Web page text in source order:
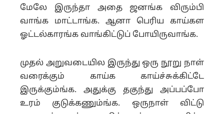
மேலே இருந்தா அதை ஜனங்க விரும்பி
வாங்க மாட்டாங்க. ஆனா பெரிய காய்கள
ஓட்டல்காரங்க வாங்கிட்டுப் போயிருவாங்க.
முதல் அறுவடையில இருந்து ஒரு நூறு நாள்
வரைக்கும் காய்க காய்ச்சுக்கிட்டே
இருக்கும்ங்க. அதுக்கு தகுந்து அப்பப்போ
உரம் குடுக்கணும்ங்க. ஒருநாள் விட்டு